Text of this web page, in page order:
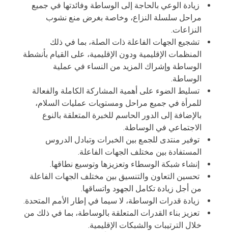
زيادة الوعي بالحاجة إلى الوساطة وفائدتها في جميع
مراحل سلسلة النزاع، وخاصة بغرض منع نشوب
النزاعات.
تشجيع الجهات الفاعلة ذات الصلة، بما في ذلك
المنظمات الإقليمية ودون الإقليمية، على القيام بأنشطة
الوساطة وإشراك المزيد من النساء في عملية
الوساطة.
تسليط الضوء على أهمية المشاركة الكاملة والفعالة
للمرأة في جميع مراحل ومستويات عمليات السلام،
بالإضافة إلى الدور الحاسم للخبرة المتعلقة بالنوع
الاجتماعي في الوساطة.
توفير منتدى للجمع بين الخبرات وتبادل الدروس
المستفادة بين مختلف الجهات الفاعلة.
إنشاء شبكة الوسطاء وتعزيزها وتوسيع نطاقها.
تحسين التعاون والتنسيق بين مختلف الجهات الفاعلة
من أجل زيادة تكامل الجهود واتساقها.
زيادة قدرات الوساطة، لا سيما في إطار الأمم المتحدة.
تعزيز بناء القدرات المتعلقة بالوساطة، بما في ذلك من
خلال الترتيبات والشبكات الإقليمية.